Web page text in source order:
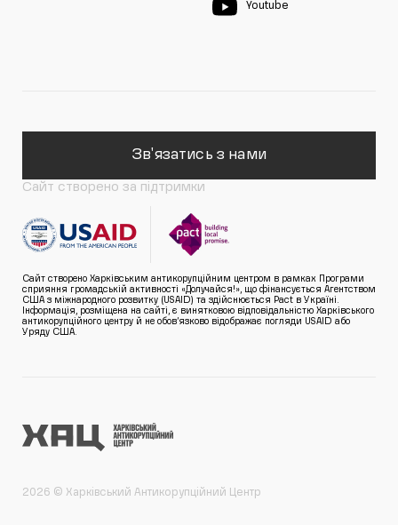
Youtube
Зв'язатись з нами
Сайт створено за підтримки
Сайт створено Харківським антикорупційним центром в рамках Програми
сприяння громадській активності «Долучайся!», що фінансується Агентством
США з міжнародного розвитку (USAID) та здійснюється Pact в Україні.
Інформація, розміщена на сайті, є винятковою відповідальністю Харківського
антикорупційного центру й не обов’язково відображає погляди USAID або
Уряду США.
2026 © Харківський Антикорупційний Центр